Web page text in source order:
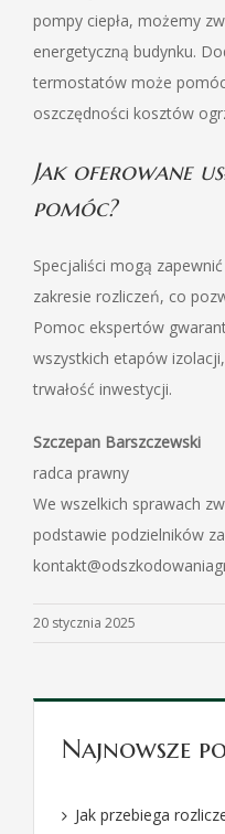
pompy ciepła, możemy
energetyczną budynku.
termostatów może
oszczędności kosztów
Jak oferowane
pomóc?
Specjaliści mogą
zakresie rozliczeń, co
Pomoc ekspertów
wszystkich etapów
trwałość inwestycji.
Szczepan Barszczewski
radca prawny
We wszelkich sprawach
podstawie podzielników
20 stycznia 2025
Najnowsze
Jak przebiega